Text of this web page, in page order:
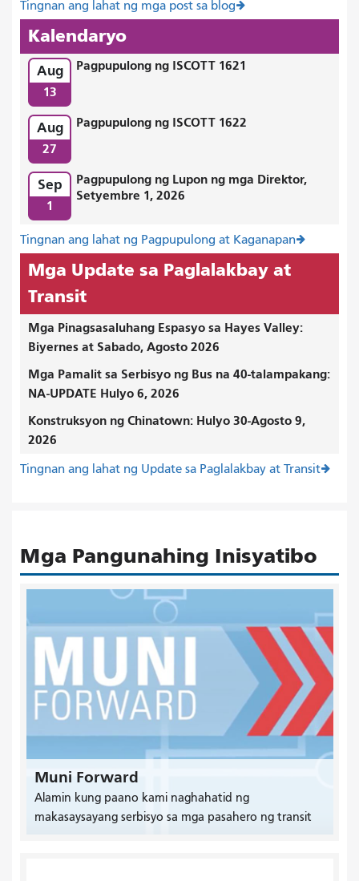
Tingnan ang lahat ng mga post sa blog
Kalendaryo
Aug
13
Pagpupulong ng ISCOTT 1621
Aug
27
Pagpupulong ng ISCOTT 1622
Sep
1
Pagpupulong ng Lupon ng mga Direktor,
Setyembre 1, 2026
Tingnan ang lahat ng Pagpupulong at Kaganapan
Mga Update sa Paglalakbay at
Transit
Mga Pinagsasaluhang Espasyo sa Hayes Valley:
Biyernes at Sabado, Agosto 2026
Mga Pamalit sa Serbisyo ng Bus na 40-talampakang:
NA-UPDATE Hulyo 6, 2026
Konstruksyon ng Chinatown: Hulyo 30-Agosto 9,
2026
Tingnan ang lahat ng Update sa Paglalakbay at Transit
Mga Pangunahing Inisyatibo
Muni Forward
Alamin kung paano kami naghahatid ng
makasaysayang serbisyo sa mga pasahero ng transit